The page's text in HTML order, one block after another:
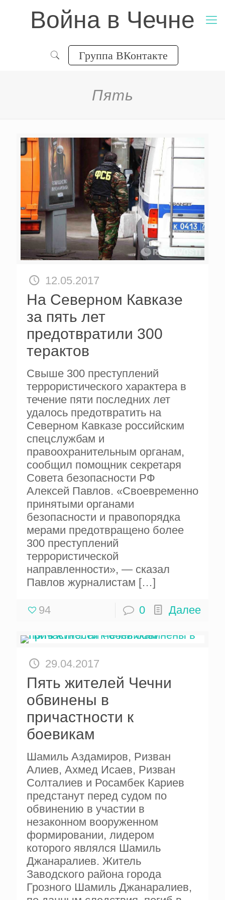
Война в Чечне
Группа ВКонтакте
Пять
12.05.2017
На Северном Кавказе
за пять лет
предотвратили 300
терактов
Свыше 300 преступлений
террористического характера в
течение пяти последних лет
удалось предотвратить на
Северном Кавказе российским
спецслужбам и
правоохранительным органам,
сообщил помощник секретаря
Совета безопасности РФ
Алексей Павлов. «Своевременно
принятыми органами
безопасности и правопорядка
мерами предотвращено более
300 преступлений
террористической
направленности», — сказал
Павлов журналистам […]
94 0 Далее
29.04.2017
Пять жителей Чечни
обвинены в
причастности к
боевикам
Шамиль Аздамиров, Ризван
Алиев, Ахмед Исаев, Ризван
Солталиев и Росамбек Кариев
предстанут перед судом по
обвинению в участии в
незаконном вооруженном
формировании, лидером
которого являлся Шамиль
Джанаралиев. Житель
Заводского района города
Грозного Шамиль Джанаралиев,